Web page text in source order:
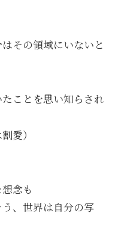
その領域にいないと
ことを思い知らされ
愛）
念も
、世界は自分の写